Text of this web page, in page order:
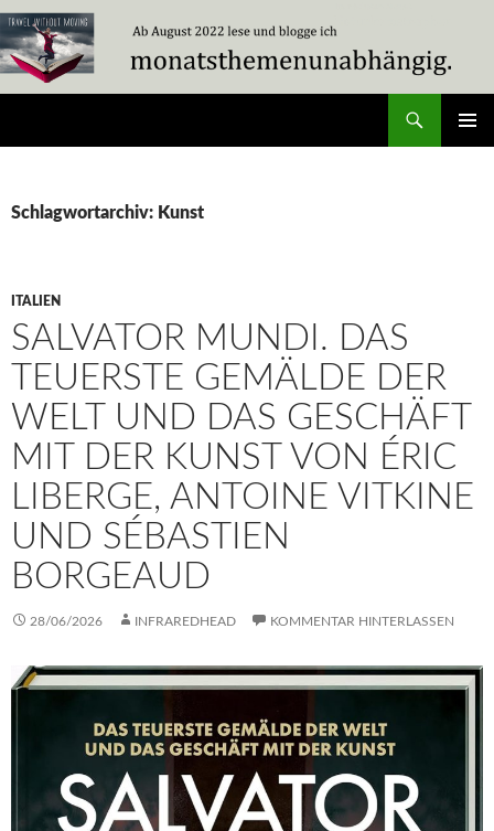
Zum
Inhalt
springen
Schlagwortarchiv: Kunst
ITALIEN
SALVATOR MUNDI. DAS
TEUERSTE GEMÄLDE DER
WELT UND DAS GESCHÄFT
MIT DER KUNST VON ÉRIC
LIBERGE, ANTOINE VITKINE
UND SÉBASTIEN
BORGEAUD
28/06/2026 INFRAREDHEAD KOMMENTAR HINTERLASSEN